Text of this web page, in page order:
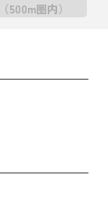
（500m圏内）